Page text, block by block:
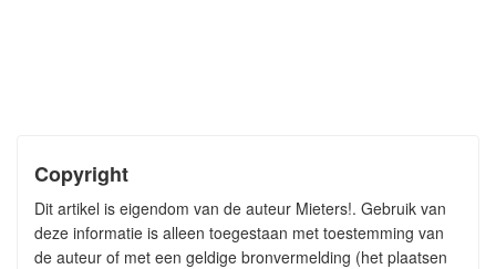
Copyright
Dit artikel is eigendom van de auteur Mieters!. Gebruik van
deze informatie is alleen toegestaan met toestemming van
de auteur of met een geldige bronvermelding (het plaatsen